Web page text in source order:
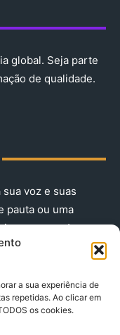
a sua experiência de
repetidas. Ao clicar em
os cookies.
global. Seja parte
de qualidade.
voz e suas
pauta ou uma
nos agora!